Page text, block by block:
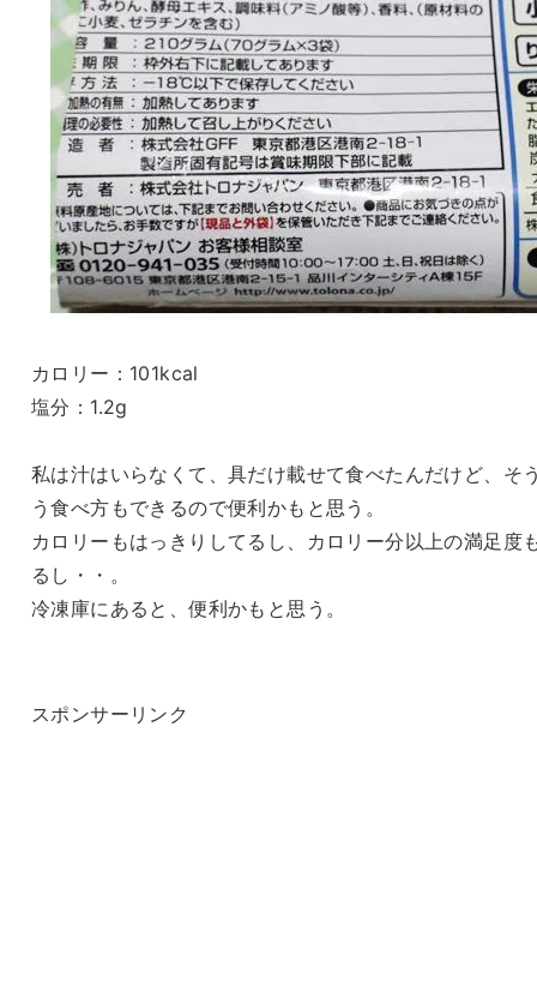
カロリー：101kcal
塩分：1.2g
私は汁はいらなくて、具だけ載せて食べたんだけど、そ
う食べ方もできるので便利かもと思う。
カロリーもはっきりしてるし、カロリー分以上の満足度
るし・・。
冷凍庫にあると、便利かもと思う。
スポンサーリンク